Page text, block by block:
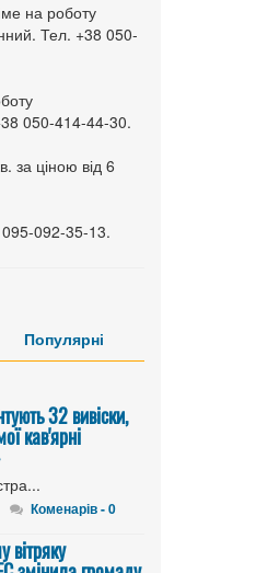
на роботу
Тел. +38 050-
050-414-44-30.
за ціною від 6
092-35-13.
Популярні
32 вивіски,
кав'ярні
Коменарів - 0